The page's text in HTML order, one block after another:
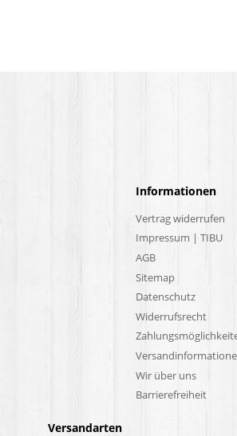
Informationen
Vertrag widerrufen
Impressum | TIBU
AGB
Sitemap
Datenschutz
Widerrufsrecht
Wir über uns
Barrierefreiheit
Versandarten